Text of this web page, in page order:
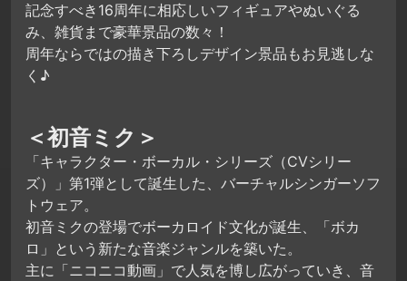
記念すべき16周年に相応しいフィギュアやぬいぐる
み、雑貨まで豪華景品の数々！
周年ならではの描き下ろしデザイン景品もお見逃しな
く♪
＜初音ミク＞
「キャラクター・ボーカル・シリーズ（CVシリー
ズ）」第1弾として誕生した、バーチャルシンガーソフ
トウェア。
初音ミクの登場でボーカロイド文化が誕生、「ボカ
ロ」という新たな音楽ジャンルを築いた。
主に「ニコニコ動画」で人気を博し広がっていき、音